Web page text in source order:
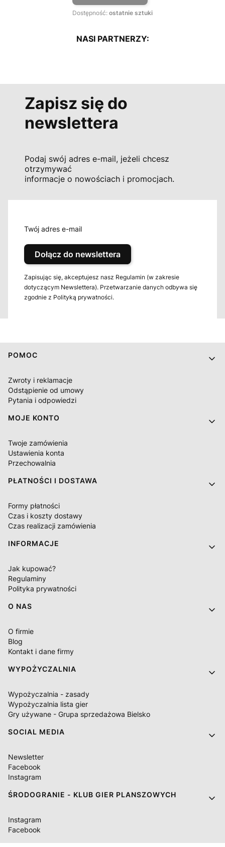
Dostępność: ostatnie sztuki
NASI PARTNERZY:
Zapisz się do
newslettera
Podaj swój adres e-mail, jeżeli chcesz
otrzymywać
informacje o nowościach i promocjach.
Twój adres e-mail
Dołącz do newslettera
Zapisując się, akceptujesz nasz Regulamin (w zakresie
dotyczącym Newslettera). Przetwarzanie danych odbywa się
zgodnie z Polityką prywatności.
Linki w stopce
POMOC
Zwroty i reklamacje
Odstąpienie od umowy
Pytania i odpowiedzi
MOJE KONTO
Twoje zamówienia
Ustawienia konta
Przechowalnia
PŁATNOŚCI I DOSTAWA
Formy płatności
Czas i koszty dostawy
Czas realizacji zamówienia
INFORMACJE
Jak kupować?
Regulaminy
Polityka prywatności
O NAS
O firmie
Blog
Kontakt i dane firmy
WYPOŻYCZALNIA
Wypożyczalnia - zasady
Wypożyczalnia lista gier
Gry używane - Grupa sprzedażowa Bielsko
SOCIAL MEDIA
Newsletter
Facebook
Instagram
ŚRODOGRANIE - KLUB GIER PLANSZOWYCH
Instagram
Facebook